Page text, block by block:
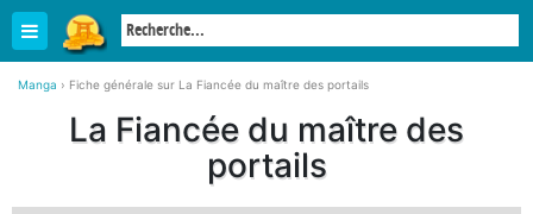
Manga › Fiche générale sur La Fiancée du maître des portails
La Fiancée du maître des
portails